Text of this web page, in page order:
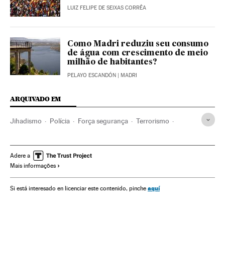
LUIZ FELIPE DE SEIXAS CORRÊA
Como Madri reduziu seu consumo
de água com crescimento de meio
milhão de habitantes?
PELAYO ESCANDÓN | MADRI
ARQUIVADO EM
Jihadismo Polícia Força segurança Terrorismo
Ataques con atropelamento
Mossos d'Esquadra
Policía autonómica Catalunha Atentados terroristas
Adere a
Mais informações
Si está interesado en licenciar este contenido, pinche aquí